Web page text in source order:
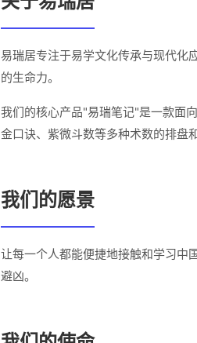
易瑞居专注于易学文化传承与现代化
的生命力。
我们的核心产品"易瑞笔记"是一款面
金口诀、紫微斗数等多种术数的排盘
我们的愿景
让每一个人都能便捷地接触和学习中
避凶。